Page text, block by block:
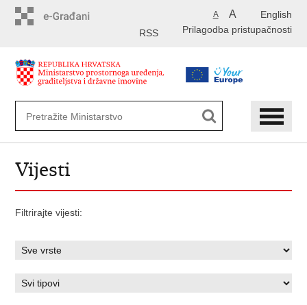
English
A A
Prilagodba pristupačnosti
RSS
Vijesti
Filtrirajte vijesti: